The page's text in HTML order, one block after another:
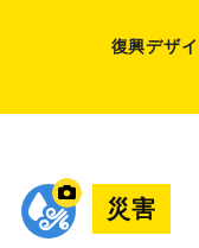
復興デザ
災害